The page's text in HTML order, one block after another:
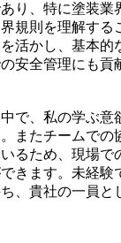
り、特に塗装業
規則を理解する
活かし、基本的
安全管理にも貢
で、私の学ぶ意
またチームでの
るため、現場で
きます。未経験
、貴社の一員と